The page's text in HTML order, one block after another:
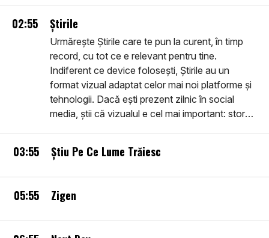
02:55 Știrile
Urmărește Știrile care te pun la curent, în timp
record, cu tot ce e relevant pentru tine.
Indiferent ce device folosești, Știrile au un
format vizual adaptat celor mai noi platforme și
tehnologii. Dacă ești prezent zilnic în social
media, știi că vizualul e cel mai important: story-
utile, inteligente, ușor de urmărit. Intră în
03:55 Știu Pe Ce Lume Trăiesc
05:55 Zigen